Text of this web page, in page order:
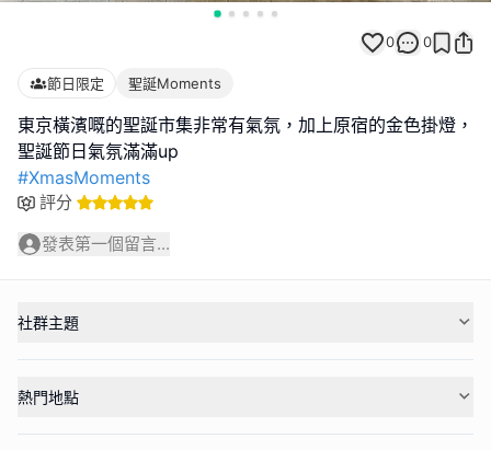
0 0
節日限定 聖誕Moments
東京橫濱嘅的聖誕市集非常有氣氛，加上原宿的金色掛燈，
#XmasMoments
評分
發表第一個留言...
社群主題
熱門地點